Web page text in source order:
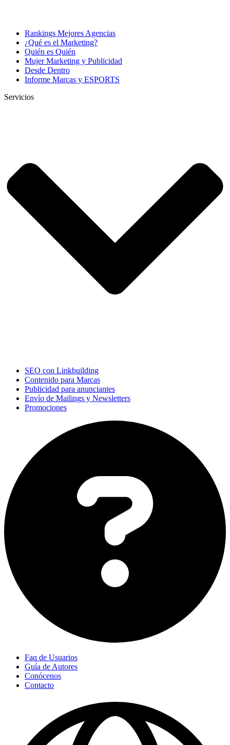
Rankings Mejores Agencias
¿Qué es el Marketing?
Quién es Quién
Mujer Marketing y Publicidad
Desde Dentro
Informe Marcas y ESPORTS
Servicios
SEO con Linkbuilding
Contenido para Marcas
Publicidad para anunciantes
Envío de Mailings y Newsletters
Promociones
Faq de Usuarios
Guía de Autores
Conócenos
Contacto